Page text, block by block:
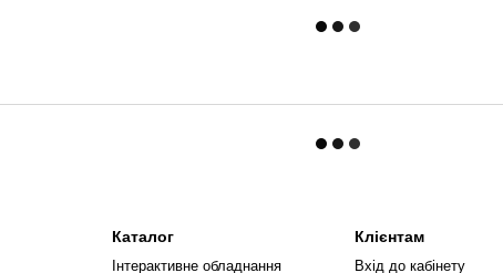
Каталог
Інтерактивне обладнання
Клієнтам
Вхід до кабінету